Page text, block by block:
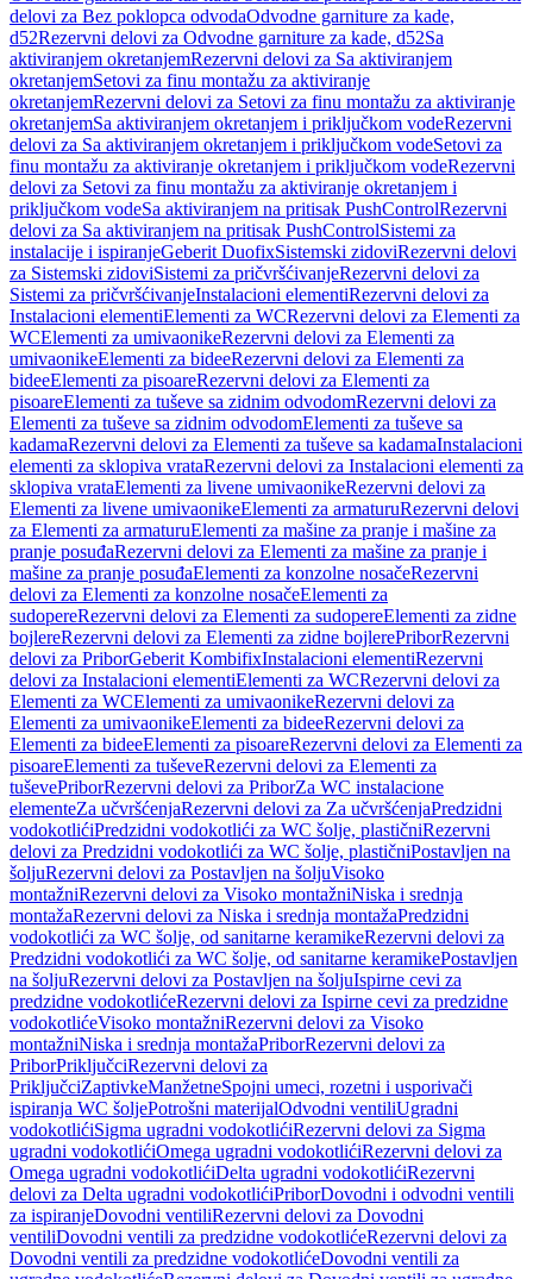
delovi za Bez poklopca odvodaOdvodne garniture za kade,
d52Rezervni delovi za Odvodne garniture za kade, d52Sa
aktiviranjem okretanjemRezervni delovi za Sa aktiviranjem
okretanjemSetovi za finu montažu za aktiviranje
okretanjemRezervni delovi za Setovi za finu montažu za aktiviranje
okretanjemSa aktiviranjem okretanjem i priključkom vodeRezervni
delovi za Sa aktiviranjem okretanjem i priključkom vodeSetovi za
finu montažu za aktiviranje okretanjem i priključkom vodeRezervni
delovi za Setovi za finu montažu za aktiviranje okretanjem i
priključkom vodeSa aktiviranjem na pritisak PushControlRezervni
delovi za Sa aktiviranjem na pritisak PushControlSistemi za
instalacije i ispiranjeGeberit DuofixSistemski zidoviRezervni delovi
za Sistemski zidoviSistemi za pričvršćivanjeRezervni delovi za
Sistemi za pričvršćivanjeInstalacioni elementiRezervni delovi za
Instalacioni elementiElementi za WCRezervni delovi za Elementi za
WCElementi za umivaonikeRezervni delovi za Elementi za
umivaonikeElementi za bideeRezervni delovi za Elementi za
bideeElementi za pisoareRezervni delovi za Elementi za
pisoareElementi za tuševe sa zidnim odvodomRezervni delovi za
Elementi za tuševe sa zidnim odvodomElementi za tuševe sa
kadamaRezervni delovi za Elementi za tuševe sa kadamaInstalacioni
elementi za sklopiva vrataRezervni delovi za Instalacioni elementi za
sklopiva vrataElementi za livene umivaonikeRezervni delovi za
Elementi za livene umivaonikeElementi za armaturuRezervni delovi
za Elementi za armaturuElementi za mašine za pranje i mašine za
pranje posuđaRezervni delovi za Elementi za mašine za pranje i
mašine za pranje posuđaElementi za konzolne nosačeRezervni
delovi za Elementi za konzolne nosačeElementi za
sudopereRezervni delovi za Elementi za sudopereElementi za zidne
bojlereRezervni delovi za Elementi za zidne bojlerePriborRezervni
delovi za PriborGeberit KombifixInstalacioni elementiRezervni
delovi za Instalacioni elementiElementi za WCRezervni delovi za
Elementi za WCElementi za umivaonikeRezervni delovi za
Elementi za umivaonikeElementi za bideeRezervni delovi za
Elementi za bideeElementi za pisoareRezervni delovi za Elementi za
pisoareElementi za tuševeRezervni delovi za Elementi za
tuševePriborRezervni delovi za PriborZa WC instalacione
elementeZa učvršćenjaRezervni delovi za Za učvršćenjaPredzidni
vodokotlićiPredzidni vodokotlići za WC šolje, plastičniRezervni
delovi za Predzidni vodokotlići za WC šolje, plastičniPostavljen na
šoljuRezervni delovi za Postavljen na šoljuVisoko
montažniRezervni delovi za Visoko montažniNiska i srednja
montažaRezervni delovi za Niska i srednja montažaPredzidni
vodokotlići za WC šolje, od sanitarne keramikeRezervni delovi za
Predzidni vodokotlići za WC šolje, od sanitarne keramikePostavljen
na šoljuRezervni delovi za Postavljen na šoljuIspirne cevi za
predzidne vodokotlićeRezervni delovi za Ispirne cevi za predzidne
vodokotlićeVisoko montažniRezervni delovi za Visoko
montažniNiska i srednja montažaPriborRezervni delovi za
PriborPriključciRezervni delovi za
PriključciZaptivkeManžetneSpojni umeci, rozetni i usporivači
ispiranja WC šoljePotrošni materijalOdvodni ventiliUgradni
vodokotlićiSigma ugradni vodokotlićiRezervni delovi za Sigma
ugradni vodokotlićiOmega ugradni vodokotlićiRezervni delovi za
Omega ugradni vodokotlićiDelta ugradni vodokotlićiRezervni
delovi za Delta ugradni vodokotlićiPriborDovodni i odvodni ventili
za ispiranjeDovodni ventiliRezervni delovi za Dovodni
ventiliDovodni ventili za predzidne vodokotlićeRezervni delovi za
Dovodni ventili za predzidne vodokotlićeDovodni ventili za